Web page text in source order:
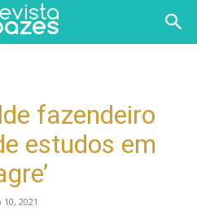
fazendeiro
estudos em
2021